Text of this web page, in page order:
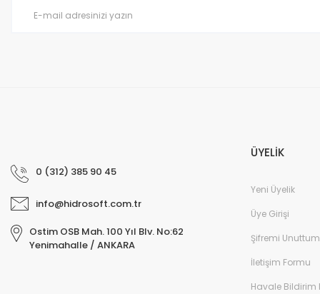
0 (312) 385 90 45
info@hidrosoft.com.tr
Ostim OSB Mah. 100 Yıl Blv. No:62
Yenimahalle / ANKARA
ÜYELİK
Yeni Üyelik
Üye Girişi
Şifremi Unuttum
İletişim Formu
Havale Bildirim